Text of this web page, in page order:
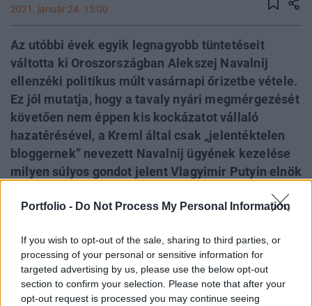
Portfolio - Do Not Process My Personal Information
If you wish to opt-out of the sale, sharing to third parties, or
processing of your personal or sensitive information for
targeted advertising by us, please use the below opt-out
section to confirm your selection. Please note that after your
opt-out request is processed you may continue seeing
2021. január 24. 15:00
Az utóbbi évek egyik legnagyobb tüntetéseit
váltotta ki Oroszországban Alekszej Navalnij
ellenzéki politikus múlt vasárnapi őrizetbe vétele.
Ez jól mutatja, hogy a tavaly nyári megmérgezését
követően nem éppen kis kockázatot vállaló
hazatérésével, a Kreml által csak „jelentéktelen
bloggernek” nevezett Navalnij ügyének kezelése
milyen súlyos gondot jelent Vlagyimir Putyin elnök
őrizetbe vételével valójában Navalnijt az
vezetésnek komoly dilemmát okoz, mit kezdjen a
visszatért ellenzéki politikussal, akinek előzetes
letartóztatása február 15-ig tart. Elképzelhető,
hogy az orosz elit kétes meggazdagodási ügyeit